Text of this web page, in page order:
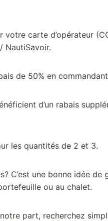
votre carte d’opérateur
NautiSavoir.
de 50% en
d’un rabais
les quantités de 2 et 3.
C’est une bonne idée
ou au chalet.
part, recherchez